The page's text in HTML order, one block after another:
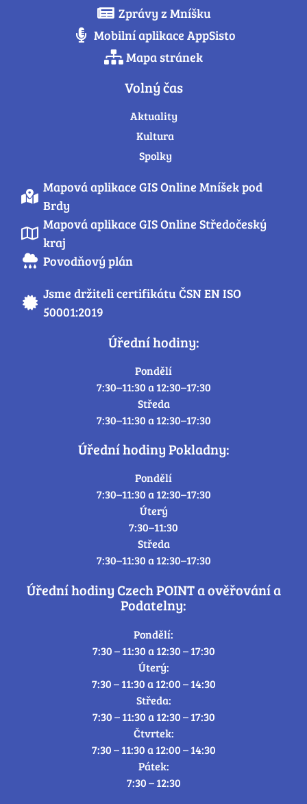
Zprávy z Mníšku
Mobilní aplikace AppSisto
Mapa stránek
Volný čas
Aktuality
Kultura
Spolky
Mapová aplikace GIS Online Mníšek pod
Brdy
Mapová aplikace GIS Online Středočeský
kraj
Povodňový plán
Jsme držiteli certifikátu ČSN EN ISO
50001:2019
Úřední hodiny:
Pondělí
7:30–11:30 a 12:30–17:30
Středa
7:30–11:30 a 12:30–17:30
Úřední hodiny Pokladny:
Pondělí
7:30–11:30 a 12:30–17:30
Úterý
7:30–11:30
Středa
7:30–11:30 a 12:30–17:30
Úřední hodiny Czech POINT a ověřování a
Podatelny:
Pondělí:
7:30 – 11:30 a 12:30 – 17:30
Úterý:
7:30 – 11:30 a 12:00 – 14:30
Středa:
7:30 – 11:30 a 12:30 – 17:30
Čtvrtek:
7:30 – 11:30 a 12:00 – 14:30
Pátek:
7:30 – 12:30